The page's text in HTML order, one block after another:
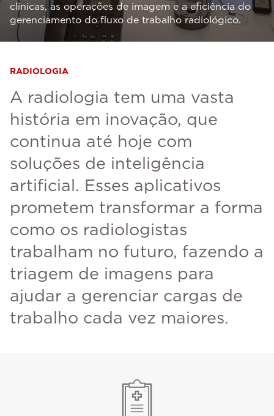
clínicas, as operações de imagem e a eficiência do
gerenciamento do fluxo de trabalho radiológico.
RADIOLOGIA
A radiologia tem uma vasta
história em inovação, que
continua até hoje com
soluções de inteligência
artificial. Esses aplicativos
prometem transformar a forma
como os radiologistas
trabalham no futuro, fazendo a
triagem de imagens para
ajudar a gerenciar cargas de
trabalho cada vez maiores.